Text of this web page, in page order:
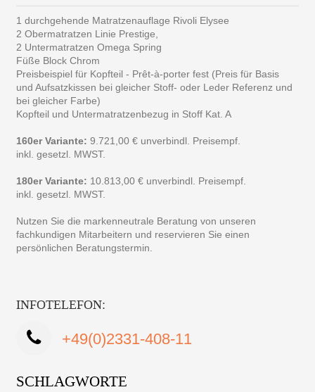
1 durchgehende Matratzenauflage Rivoli Elysee
2 Obermatratzen Linie Prestige,
2 Untermatratzen Omega Spring
Füße Block Chrom
Preisbeispiel für Kopfteil - Prêt-à-porter fest (Preis für Basis
und Aufsatzkissen bei gleicher Stoff- oder Leder Referenz und
bei gleicher Farbe)
Kopfteil und Untermatratzenbezug in Stoff Kat. A
160er Variante: 9.721,00 € unverbindl. Preisempf.
inkl. gesetzl. MWST.
180er Variante: 10.813,00 € unverbindl. Preisempf.
inkl. gesetzl. MWST.
Nutzen Sie die markenneutrale Beratung von unseren
fachkundigen Mitarbeitern und reservieren Sie einen
persönlichen Beratungstermin.
INFOTELEFON:
+49(0)2331-408-11
SCHLAGWORTE